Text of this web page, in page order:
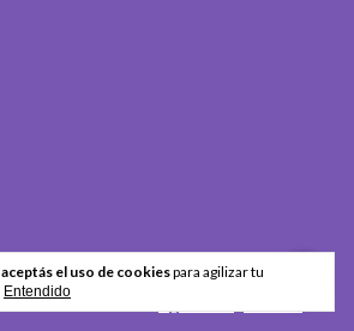
aceptás el uso de cookiespara agilizar tu
Entendido